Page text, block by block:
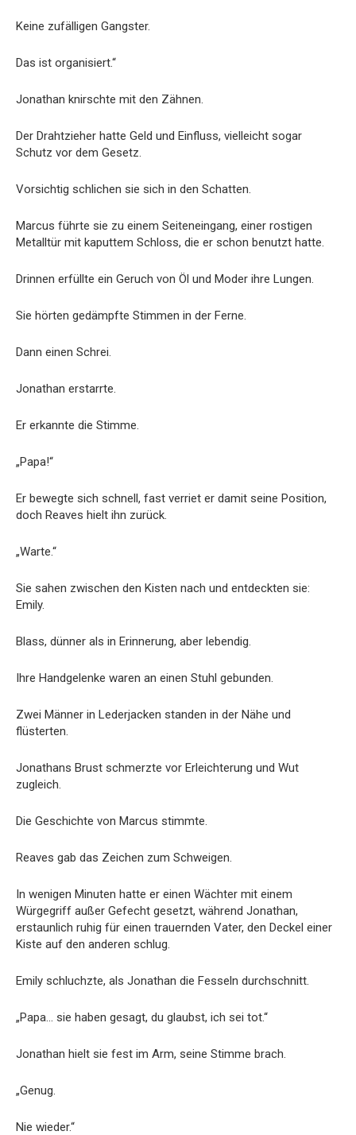
Keine zufälligen Gangster.
Das ist organisiert.“
Jonathan knirschte mit den Zähnen.
Der Drahtzieher hatte Geld und Einfluss, vielleicht sogar
Schutz vor dem Gesetz.
Vorsichtig schlichen sie sich in den Schatten.
Marcus führte sie zu einem Seiteneingang, einer rostigen
Metalltür mit kaputtem Schloss, die er schon benutzt hatte.
Drinnen erfüllte ein Geruch von Öl und Moder ihre Lungen.
Sie hörten gedämpfte Stimmen in der Ferne.
Dann einen Schrei.
Jonathan erstarrte.
Er erkannte die Stimme.
„Papa!“
Er bewegte sich schnell, fast verriet er damit seine Position,
doch Reaves hielt ihn zurück.
„Warte.“
Sie sahen zwischen den Kisten nach und entdeckten sie:
Emily.
Blass, dünner als in Erinnerung, aber lebendig.
Ihre Handgelenke waren an einen Stuhl gebunden.
Zwei Männer in Lederjacken standen in der Nähe und
flüsterten.
Jonathans Brust schmerzte vor Erleichterung und Wut
zugleich.
Die Geschichte von Marcus stimmte.
Reaves gab das Zeichen zum Schweigen.
In wenigen Minuten hatte er einen Wächter mit einem
Würgegriff außer Gefecht gesetzt, während Jonathan,
erstaunlich ruhig für einen trauernden Vater, den Deckel einer
Kiste auf den anderen schlug.
Emily schluchzte, als Jonathan die Fesseln durchschnitt.
„Papa… sie haben gesagt, du glaubst, ich sei tot.“
Jonathan hielt sie fest im Arm, seine Stimme brach.
„Genug.
Nie wieder.“